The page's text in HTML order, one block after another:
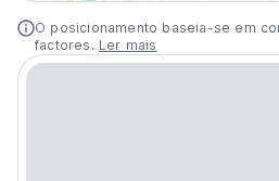
O posicionamento baseia-se em
factores. Ler mais